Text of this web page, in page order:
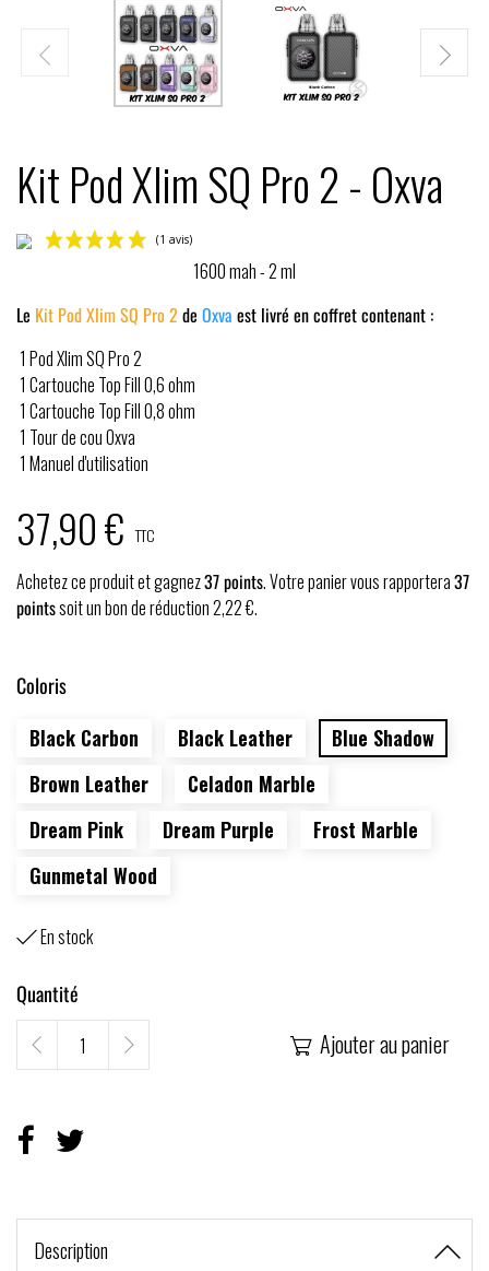
Kit Pod Xlim SQ Pro 2 - Oxva
1600 mah - 2 ml
Le Kit Pod Xlim SQ Pro 2 de Oxva est livré en coffret contenant :
1 Pod Xlim SQ Pro 2
1 Cartouche Top Fill 0,6 ohm
1 Cartouche Top Fill 0,8 ohm
1 Tour de cou Oxva
1 Manuel d'utilisation
37,90 € TTC
Achetez ce produit et gagnez37points. Votre panier vous rapportera37
pointssoit un bon de réduction2,22 €.
Coloris
Black Carbon
Black Leather
Blue Shadow
Brown Leather
Celadon Marble
Dream Pink
Dream Purple
Frost Marble
Gunmetal Wood
En stock
Quantité
 Ajouter au panier
Description